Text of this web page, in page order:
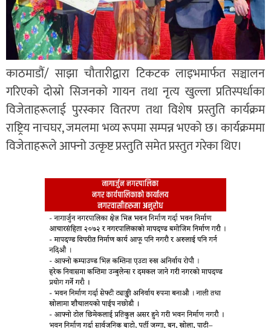
काठमाडौं/ साझा चौतारीद्वारा टिकटक लाइभमार्फत सञ्चालन
गरिएको दोस्रो सिजनको गायन तथा नृत्य खुल्ला प्रतिस्पर्धाका
विजेताहरूलाई पुरस्कार वितरण तथा विशेष प्रस्तुति कार्यक्रम
राष्ट्रिय नाचघर, जमलमा भव्य रूपमा सम्पन्न भएको छ। कार्यक्रममा
विजेताहरूले आफ्नो उत्कृष्ट प्रस्तुति समेत प्रस्तुत गरेका थिए।